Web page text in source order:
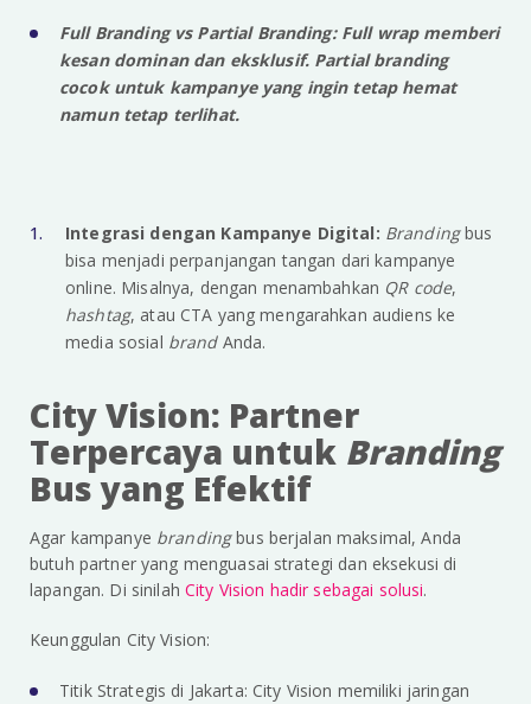
Full Branding vs Partial Branding: Full wrapmemberi
kesan dominan dan eksklusif. Partial branding
cocok untuk kampanye yang ingin tetap hemat
namun tetap terlihat.
Integrasi dengan Kampanye Digital: Brandingbus
bisa menjadi perpanjangan tangan dari kampanye
online. Misalnya, dengan menambahkan QR code,
hashtag, atau CTA yang mengarahkan audiens ke
media sosial brand Anda.
City Vision: Partner
Terpercaya untuk Branding
Bus yang Efektif
Agar kampanye brandingbus berjalan maksimal, Anda
butuh partner yang menguasai strategi dan eksekusi di
lapangan. Di sinilah City Vision hadir sebagai solusi.
Keunggulan City Vision:
Titik Strategis di Jakarta: City Vision memiliki jaringan